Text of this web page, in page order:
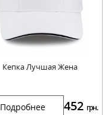
Кепка Лучшая Жена
Подробнее 452 грн.